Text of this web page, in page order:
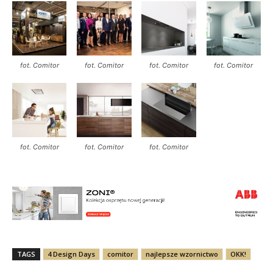
fot. Comitor fot. Comitor fot. Comitor fot. Comitor
fot. Comitor fot. Comitor fot. Comitor
TAGS 4 Design Days comitor najlepsze wzornictwo
OKK!